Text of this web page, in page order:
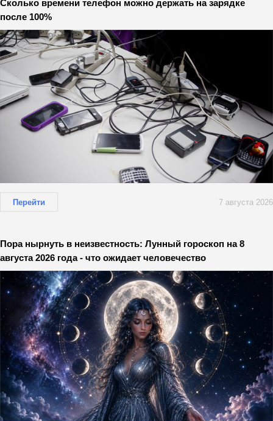
Сколько времени телефон можно держать на зарядке
после 100%
Перейти 7 августа 2026
Пора нырнуть в неизвестность: Лунный гороскоп на 8
августа 2026 года - что ожидает человечество